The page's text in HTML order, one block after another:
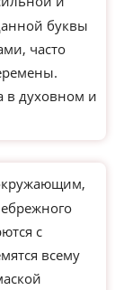
буквы
часто
в духовном и
с
всему